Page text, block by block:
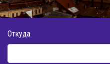
Откуда